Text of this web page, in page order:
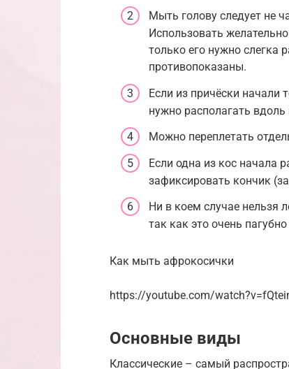
Мыть голову следует не
Использовать
только его нужно слегка
противопоказаны.
Если из причёски начали
нужно располагать вдоль
Можно переплетать
Если одна из кос начала
зафиксировать кончик
Ни в коем случае
так как это очень
Как мыть афрокосички
https://youtube.com/
Основные виды
Классические – самый